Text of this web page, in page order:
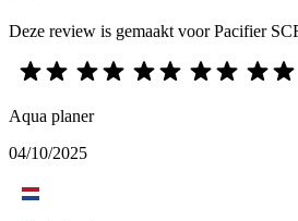
Deze review is gemaakt voor Pacifier
Aqua planer
04/10/2025